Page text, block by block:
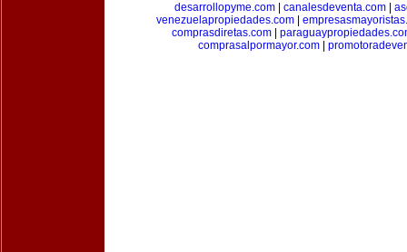
desarrollopyme.com| canalesdeventa.com|
venezuelapropiedades.com|
comprasdiretas.com
comprasalpormayor.com|